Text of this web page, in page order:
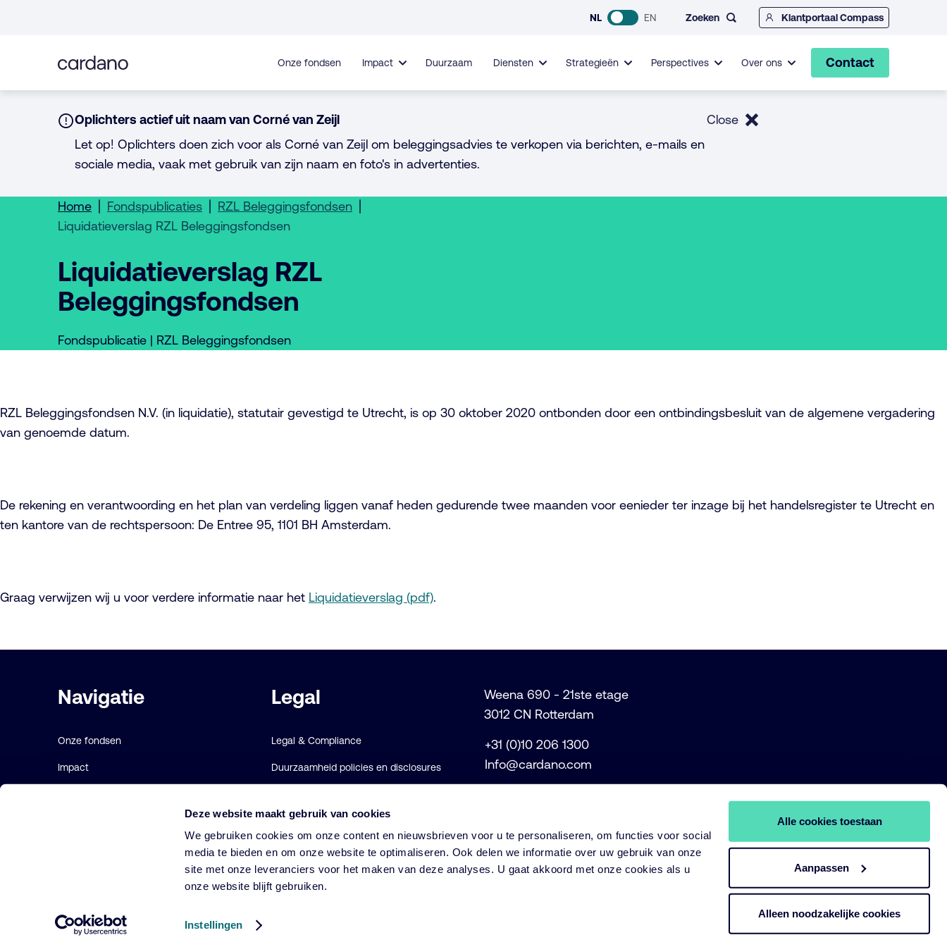
Deze website maakt gebruik van cookies
We gebruiken cookies om onze content en nieuwsbrieven voor u te personaliseren, om functies voor social
media te bieden en om onze website te optimaliseren. Ook delen we informatie over uw gebruik van onze
site met onze leveranciers voor het maken van deze analyses. U gaat akkoord met onze cookies als u
onze website blijft gebruiken.
Instellingen
Alle cookies toestaan
Aanpassen
Alleen noodzakelijke cookies
inhoud
NL EN Zoeken Klantportaal Compass
Onze fondsen Impact Duurzaam Diensten Strategieën Perspectives Over ons Contact
Notice:
Oplichters actief uit naam van Corné van Zeijl
Let op! Oplichters doen zich voor als Corné van Zeijl om beleggingsadvies te verkopen via berichten, e-mails en
sociale media, vaak met gebruik van zijn naam en foto's in advertenties.
Close
Home Fondspublicaties
RZL Beleggingsfondsen
Liquidatieverslag RZL Beleggingsfondsen
Liquidatieverslag RZL
Beleggingsfondsen
Fondspublicatie | RZL Beleggingsfondsen
RZL Beleggingsfondsen N.V. (in liquidatie), statutair gevestigd te Utrecht, is op 30 oktober 2020 ontbonden door een ontbindingsbesluit van de algemene vergadering
van genoemde datum.
De rekening en verantwoording en het plan van verdeling liggen vanaf heden gedurende twee maanden voor eenieder ter inzage bij het handelsregister te Utrecht en
ten kantore van de rechtspersoon: De Entree 95, 1101 BH Amsterdam.
Graag verwijzen wij u voor verdere informatie naar het Liquidatieverslag (pdf).
links
Navigatie
Onze fondsen
Impact
Legal
Legal & Compliance
Duurzaamheid policies en disclosures
Cookie verklaring
Weena 690 - 21ste etage
3012 CN Rotterdam
+31 (0)10 206 1300
Info@cardano.com
© Cardano